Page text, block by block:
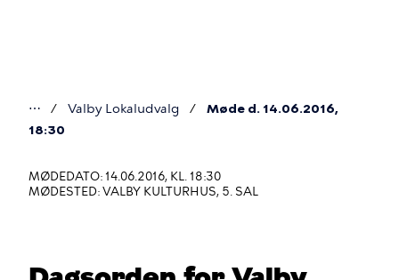
Du
her
⋯ Valby Lokaludvalg
Møde d. 14.06.2016,
18:30
MØDEDATO: 14.06.2016, KL. 18:30
MØDESTED: VALBY KULTURHUS, 5. SAL